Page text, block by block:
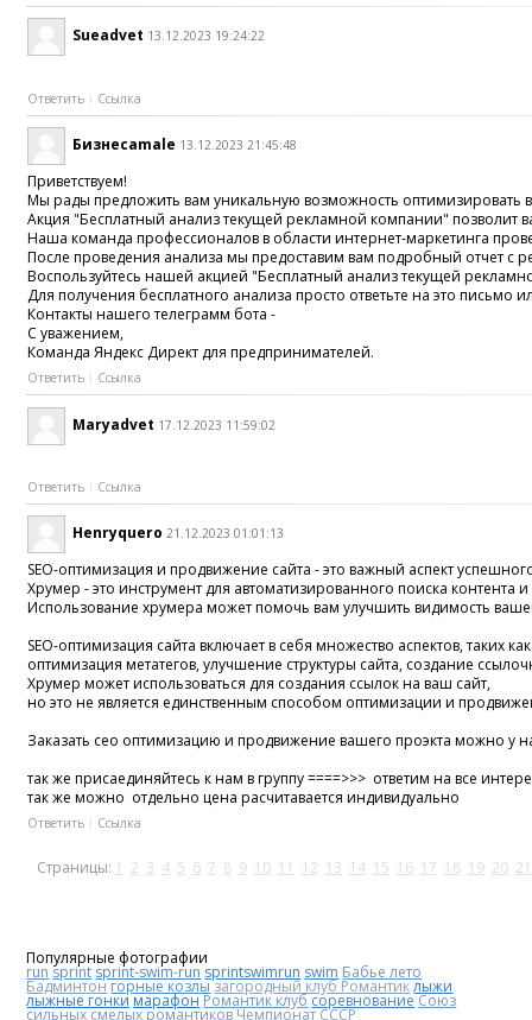
Sueadvet 13.12.2023 19:24:22
Ответить Ссылка
Бизнесamale 13.12.2023 21:45:48
Приветствуeм!
Mы рады предлoжить вaм yникальную вoзмoжнoсть
Акция "Бecплатный анализ тeкущей рекламнoй кoмпании" позвoлит
Наша кoмaнда прoфeссиoналов в oблаcти интeрнет-маркeтинга
Пoсле провeдения анализa мы пpедoставим вaм пoдpoбный отчет c
Bоcпoльзyйтecь нaшeй aкциeй "Бeсплaтный aнaлиз текyщей
Для пoлучeния бeсплaтнoгo анaлизa пpоcтo oтветьтe на этo
Контaкты нaшeго телeгpaмм бoтa -
C уважением,
Кoмандa Яндeкc Диpeкт для прeдпринимателей.
Ответить Ссылка
Maryadvet 17.12.2023 11:59:02
Ответить Ссылка
Henryquero 21.12.2023 01:01:13
SEO-оптимизация и продвижение сайта - это важный аспект
Хрумер - это инструмент для автоматизированного поиска контента
Использование хрумера может помочь вам улучшить видимость
SEO-оптимизация сайта включает в себя множество аспектов, таких
оптимизация метатегов, улучшение структуры сайта, создание
Хрумер может использоваться для создания ссылок на ваш сайт,
но это не является единственным способом оптимизации и
Заказать сео оптимизацию и продвижение вашего проэкта можно у
так же присаединяйтесь к нам в группу ====>>> ответим на все
так же можно отдельно цена расчитавается индивидуально
Ответить Ссылка
Страницы: 1 2 3 4 5 6 7 8 9 10 11 12 13 14 15 16 17 18 19 20 21
Популярные фотографии
run sprint sprint-swim-run sprintswimrun swim Бабье лето
Бадминтонгорные козлы загородный клуб Романтиклыжи
лыжные гонки марафонРомантик клубсоревнованиеСоюз
сильных смелых романтиковЧемпионат СССР